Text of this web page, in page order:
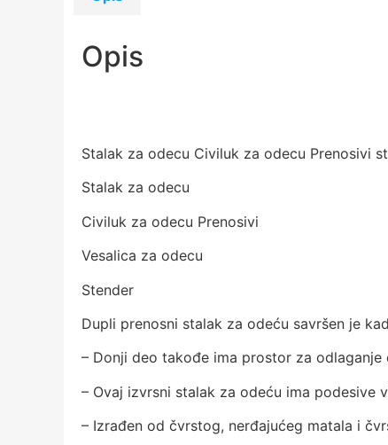
Opis
Stalak za odecu Civiluk za odecu Prenosivi
Stalak za odecu
Civiluk za odecu Prenosivi
Vesalica za odecu
Stender
Dupli prenosni stalak za odeću savršen je
– Donji deo takođe ima prostor za
– Ovaj izvrsni stalak za odeću ima podesive
– Izrađen od čvrstog, nerđajućeg matala i